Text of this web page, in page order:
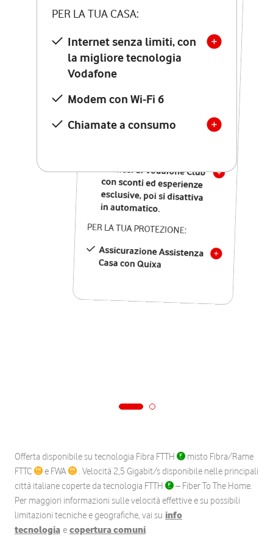
PER LA TUA CASA:
Internet senza limiti, con
la migliore tecnologia
Vodafone
Modem con Wi-Fi 6
Chiamate a consumo
PER LA TUA CASA:
Internet senza limiti, con
la migliore tecnologia
Vodafone
Modem Seven con Wi-Fi 7
Chiamate illimitate verso
numeri fissi e mobili
nazionali
12 mesi di Vodafone Club
con sconti ed esperienze
esclusive, poi si disattiva
in automatico.
PER LA TUA PROTEZIONE:
Assicurazione Assistenza
Casa con Quixa
Offerta disponibile su tecnologia Fibra FTTH
misto Fibra/Rame
FTTC
e FWA
. Velocità 2,5 Gigabit/s disponibile nelle principali
città italiane coperte da tecnologia FTTH
– Fiber To The Home.
Per maggiori informazioni sulle velocità effettive e su possibili
limitazioni tecniche e geografiche, vai su info
tecnologia e copertura comuni.